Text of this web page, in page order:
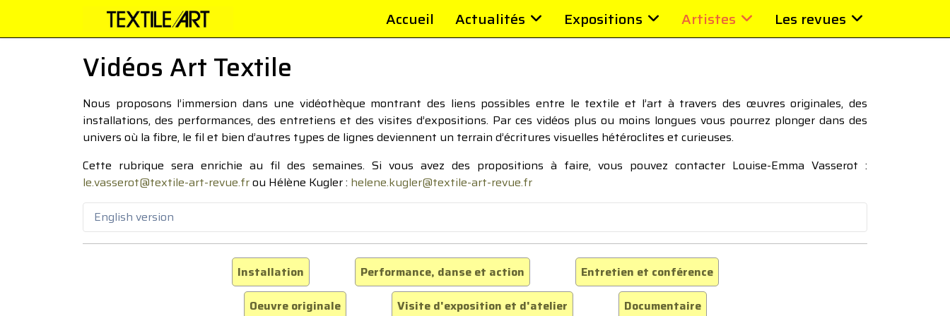
Accueil Actualités Expositions Artistes Les revues
Vidéos Art Textile
Nous proposons l’immersion dans une vidéothèque montrant des liens possibles entre le textile et l’art à travers des œuvres originales, des
installations, des performances, des entretiens et des visites d’expositions. Par ces vidéos plus ou moins longues vous pourrez plonger dans des
univers où la fibre, le fil et bien d’autres types de lignes deviennent un terrain d’écritures visuelles hétéroclites et curieuses.
Cette rubrique sera enrichie au fil des semaines. Si vous avez des propositions à faire, vous pouvez contacter Louise-Emma Vasserot :
le.vasserot@textile-art-revue.frou Hélène Kugler : helene.kugler@textile-art-revue.fr
English version
Installation Performance, danse et action
Entretien et conférence
Oeuvre originale
Visite d'exposition et d'atelier Documentaire